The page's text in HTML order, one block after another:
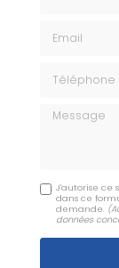
Message
J'autorise ce
dans ce
demande.
données